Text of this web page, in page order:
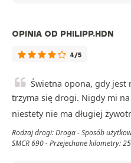
OPINIA OD PHILIPP.HDN
4/5
Świetna opona, gdy
trzyma się drogi. Nigdy mi
niestety nie ma długiej
Rodzaj drogi: Droga - Sposób
SMCR 690 - Przejechane kilometry: